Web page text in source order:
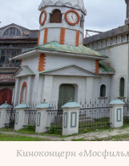
Киноконцерн